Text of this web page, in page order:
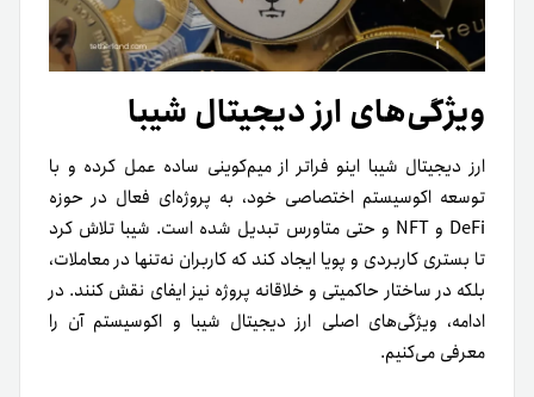
ویژگی‌های ارز دیجیتال شیبا
ارز دیجیتال شیبا اینو فراتر از میم‌کوینی ساده عمل کرده و با
توسعه اکوسیستم اختصاصی خود، به پروژه‌ای فعال در حوزه
DeFi و NFT و حتی متاورس تبدیل شده است. شیبا تلاش کرد
تا بستری کاربردی و پویا ایجاد کند که کاربران نه‌تنها در معاملات،
بلکه در ساختار حاکمیتی و خلاقانه پروژه نیز ایفای نقش کنند. در
ادامه، ویژگی‌های اصلی ارز دیجیتال شیبا و اکوسیستم آن را
معرفی می‌کنیم.